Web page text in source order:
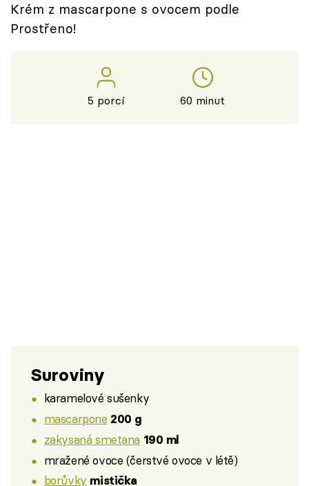
Sledujte prima+
Krém z mascarpone s ovocem podle
Prostřeno!
5 porcí 60 minut
Suroviny
karamelové sušenky
mascarpone 200 g
zakysaná smetana 190 ml
mražené ovoce (čerstvé ovoce v létě)
borůvky mistička